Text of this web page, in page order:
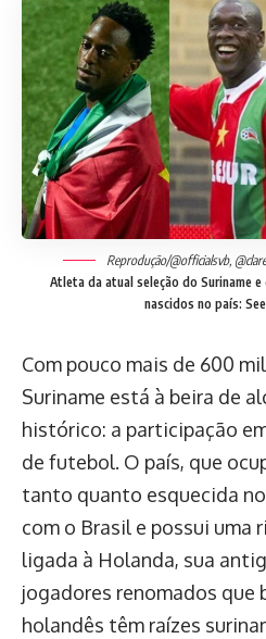
Reprodução/@officialsvb,
Atleta da atual seleção do Suriname
nascidos no país:
Com pouco mais de 600
Suriname está à beira de
histórico: a participação
de futebol. O país, que
tanto quanto esquecida
com o Brasil e possui uma
ligada à Holanda, sua
jogadores renomados que
holandês têm raízes